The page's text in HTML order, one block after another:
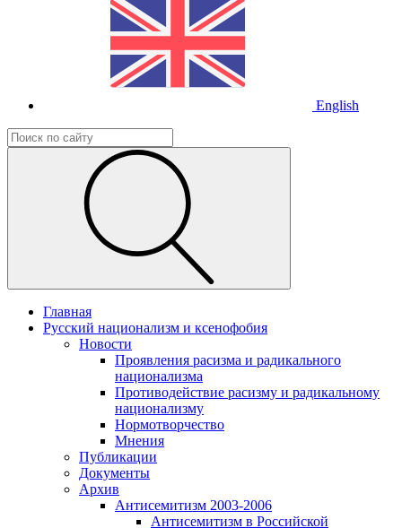
English
Главная
Русский национализм и ксенофобия
Новости
Проявления расизма и радикального
национализма
Противодействие расизму и радикальному
национализму
Нормотворчество
Мнения
Публикации
Документы
Архив
Антисемитизм 2003-2006
Антисемитизм в Российской